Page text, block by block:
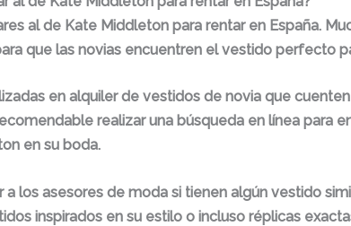
al de Kate Middleton para rentar en España.
que las novias encuentren el vestido perfecto
en alquiler de vestidos de novia que
realizar una búsqueda en línea para
en su boda.
a los asesores de moda si tienen algún vestido
inspirados en su estilo o incluso réplicas